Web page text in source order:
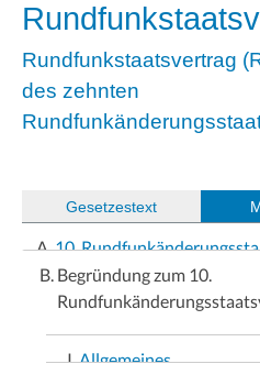
Rundfunkstaatsvertrag
des zehnten
(Gesetzestext
10.
Begründung zum 10.
Allgemeines